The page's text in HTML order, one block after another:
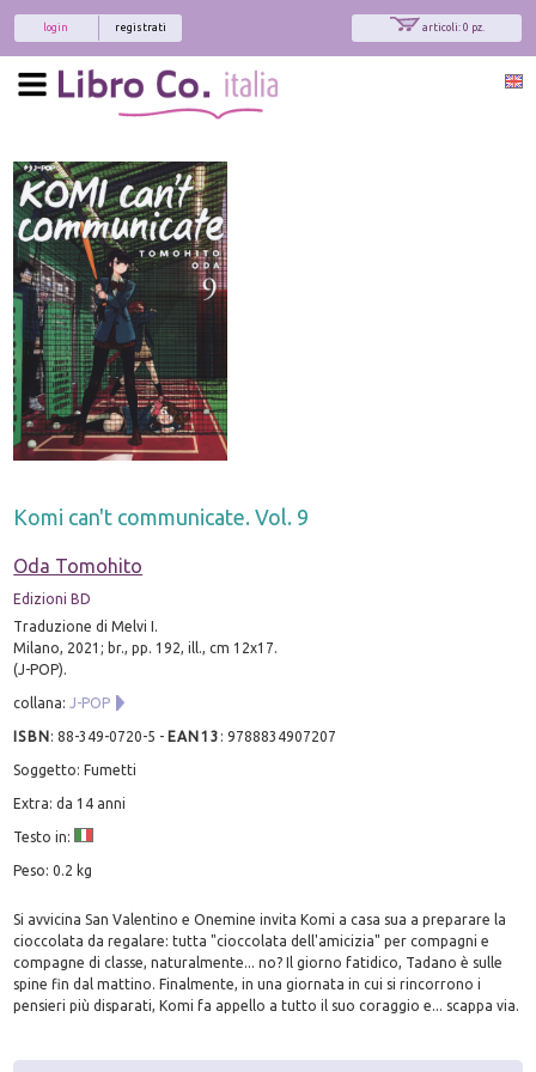
articoli: 0 pz.
registrati
login
Komi can't communicate. Vol. 9
Oda Tomohito
Edizioni BD
Traduzione di Melvi I.
Milano, 2021; br., pp. 192, ill., cm 12x17.
(J-POP).
collana:J-POP
ISBN:88-349-0720-5 - EAN13 :9788834907207
Soggetto: Fumetti
Extra: da 14 anni
Testo in:
Peso: 0.2 kg
Si avvicina San Valentino e Onemine invita Komi a casa sua a preparare la
cioccolata da regalare: tutta "cioccolata dell'amicizia" per compagni e
compagne di classe, naturalmente... no? Il giorno fatidico, Tadano è sulle
spine fin dal mattino. Finalmente, in una giornata in cui si rincorrono i
pensieri più disparati, Komi fa appello a tutto il suo coraggio e... scappa via.